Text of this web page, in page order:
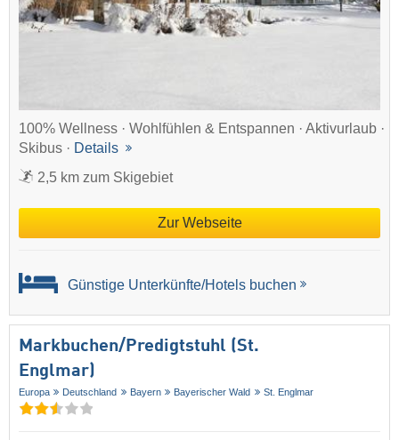
100% Wellness · Wohlfühlen & Entspannen · Aktivurlaub ·
Skibus · Details
2,5 km zum Skigebiet
Zur Webseite
Günstige Unterkünfte/Hotels buchen
Markbuchen/​Predigtstuhl (St.
Englmar)
Europa Deutschland Bayern Bayerischer Wald St. Englmar